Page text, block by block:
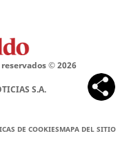
reservados ©2026
S.A.
DE COOKIESMAPA DEL SITIO